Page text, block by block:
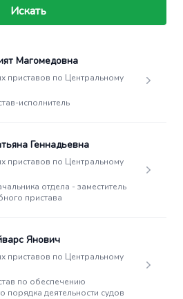
Искать
Магомедовна
приставов по Центральному
исполнитель
Геннадьевна
приставов по Центральному
отдела - заместитель
пристава
Янович
приставов по Центральному
по обеспечению
порядка деятельности судов